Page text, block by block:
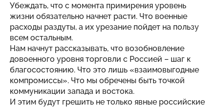
Убеждать, что с момента примирения уровень
жизни обязательно начнет расти. Что военные
расходы раздуты, а их урезание пойдет на пользу
всем остальным.
Нам начнут рассказывать, что возобновление
довоенного уровня торговли с Россией – шаг к
благосостоянию. Что это лишь «взаимовыгодные
компромиссы». Что мы обречены быть точкой
коммуникации запада и востока.
И этим будут грешить не только явные российские